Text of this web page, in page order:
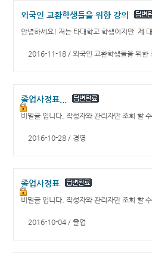
외국인 교환학생들을 위한 강의
안녕하세요! 저는 타대학교 학생이지만 제
2016-11-18 / 외국인 교환학생들을 위한
졸업사정표...
비밀글 입니다. 작성자와 관리자만 조회 할
2016-10-28 / 경영
졸업사정표
비밀글 입니다. 작성자와 관리자만 조회 할
2016-10-04 / 졸업